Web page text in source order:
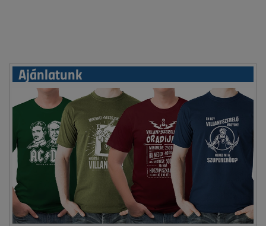
Ajánlatunk